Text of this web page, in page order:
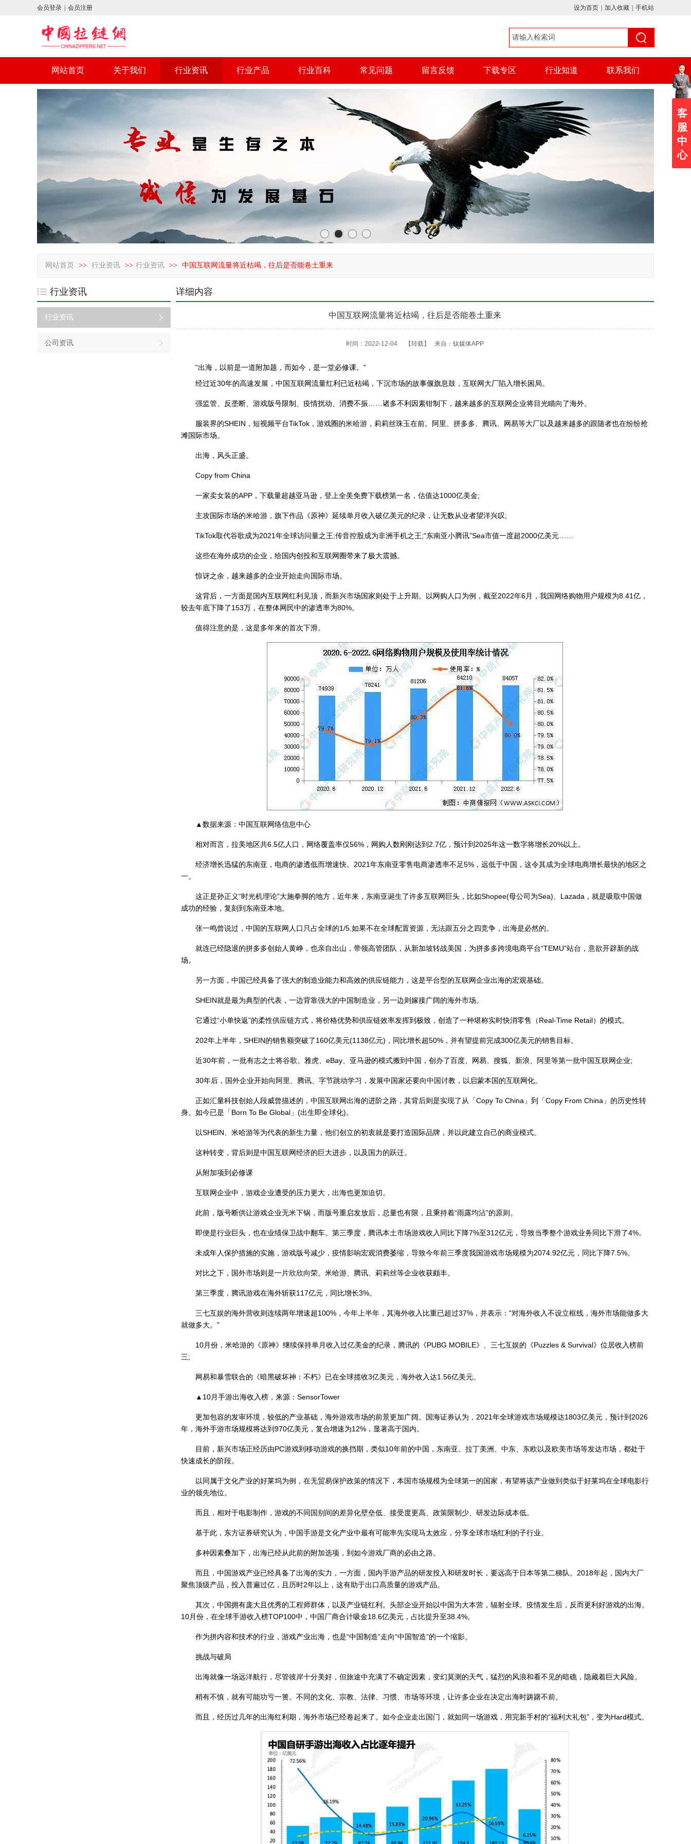
会员登录 会员注册 设为首页 加入收藏 手机站
网站首页 关于我们 行业资讯 行业产品 行业百科 常见问题 留言反馈 下载专区 行业知道 联系我们
网站首页 >> 行业资讯 >> 行业资讯 >> 中国互联网流量将近枯竭，往后是否能卷土重来
行业资讯
行业资讯
公司资讯
详细内容
中国互联网流量将近枯竭，往后是否能卷土重来
时间：2022-12-04 【转载】 来自： 钛媒体APP
“出海，以前是一道附加题，而如今，是一堂必修课。”
经过近30年的高速发展，中国互联网流量红利已近枯竭，下沉市场的故事偃旗息鼓，互联网大厂陷入增长困局。
强监管、反垄断、游戏版号限制、疫情扰动、消费不振……诸多不利因素钳制下，越来越多的互联网企业将目光瞄向了海外。
服装界的SHEIN，短视频平台TikTok，游戏圈的米哈游，莉莉丝珠玉在前。阿里、拼多多、腾讯、网易等大厂以及越来越多的跟随者也在纷纷抢
滩国际市场。
出海，风头正盛。
Copy from China
一家卖女装的APP，下载量超越亚马逊，登上全美免费下载榜第一名，估值达1000亿美金;
主攻国际市场的米哈游，旗下作品《原神》延续单月收入破亿美元的纪录，让无数从业者望洋兴叹;
TikTok取代谷歌成为2021年全球访问量之王;传音控股成为非洲手机之王;“东南亚小腾讯”Sea市值一度超2000亿美元……
这些在海外成功的企业，给国内创投和互联网圈带来了极大震撼。
惊讶之余，越来越多的企业开始走向国际市场。
这背后，一方面是国内互联网红利见顶，而新兴市场国家则处于上升期。以网购人口为例，截至2022年6月，我国网络购物用户规模为8.41亿，
较去年底下降了153万，在整体网民中的渗透率为80%。
值得注意的是，这是多年来的首次下滑。
▲数据来源：中国互联网络信息中心
相对而言，拉美地区共6.5亿人口，网络覆盖率仅56%，网购人数刚刚达到2.7亿，预计到2025年这一数字将增长20%以上。
经济增长迅猛的东南亚，电商的渗透低而增速快。2021年东南亚零售电商渗透率不足5%，远低于中国，这令其成为全球电商增长最快的地区之
一。
这正是孙正义“时光机理论”大施拳脚的地方，近年来，东南亚诞生了许多互联网巨头，比如Shopee(母公司为Sea)、Lazada，就是吸取中国做
成功的经验，复刻到东南亚本地。
张一鸣曾说过，中国的互联网人口只占全球的1/5.如果不在全球配置资源，无法跟五分之四竞争，出海是必然的。
就连已经隐退的拼多多创始人黄峥，也亲自出山，带领高管团队，从新加坡转战美国，为拼多多跨境电商平台“TEMU”站台，意欲开辟新的战
场。
另一方面，中国已经具备了强大的制造业能力和高效的供应链能力，这是平台型的互联网企业出海的宏观基础。
SHEIN就是最为典型的代表，一边背靠强大的中国制造业，另一边则嫁接广阔的海外市场。
它通过“小单快返”的柔性供应链方式，将价格优势和供应链效率发挥到极致，创造了一种堪称实时快消零售（Real-Time Retail）的模式。
202年上半年，SHEIN的销售额突破了160亿美元(1138亿元)，同比增长超50%，并有望提前完成300亿美元的销售目标。
近30年前，一批有志之士将谷歌、雅虎、eBay、亚马逊的模式搬到中国，创办了百度、网易、搜狐、新浪、阿里等第一批中国互联网企业;
30年后，国外企业开始向阿里、腾讯、字节跳动学习，发展中国家还要向中国讨教，以启蒙本国的互联网化。
正如汇量科技创始人段威曾描述的，中国互联网出海的进阶之路，其背后则是实现了从「Copy To China」到「Copy From China」的历史性转
身。如今已是「Born To Be Global」(出生即全球化)。
以SHEIN、米哈游等为代表的新生力量，他们创立的初衷就是要打造国际品牌，并以此建立自己的商业模式。
这种转变，背后则是中国互联网经济的巨大进步，以及国力的跃迁。
从附加项到必修课
互联网企业中，游戏企业遭受的压力更大，出海也更加迫切。
此前，版号断供让游戏企业无米下锅，而版号重启发放后，总量也有限，且秉持着“雨露均沾”的原则。
即便是行业巨头，也在业绩保卫战中翻车。第三季度，腾讯本土市场游戏收入同比下降7%至312亿元，导致当季整个游戏业务同比下滑了4%。
未成年人保护措施的实施，游戏版号减少，疫情影响宏观消费萎缩，导致今年前三季度我国游戏市场规模为2074.92亿元，同比下降7.5%。
对比之下，国外市场则是一片欣欣向荣。米哈游、腾讯、莉莉丝等企业收获颇丰。
第三季度，腾讯游戏在海外斩获117亿元，同比增长3%。
三七互娱的海外营收则连续两年增速超100%，今年上半年，其海外收入比重已超过37%，并表示：“对海外收入不设立框线，海外市场能做多大
就做多大。”
10月份，米哈游的《原神》继续保持单月收入过亿美金的纪录，腾讯的《PUBG MOBILE》、三七互娱的《Puzzles & Survival》位居收入榜前
三;
网易和暴雪联合的《暗黑破坏神：不朽》已在全球揽收3亿美元，海外收入达1.56亿美元。
▲10月手游出海收入榜，来源：SensorTower
更加包容的发审环境，较低的产业基础，海外游戏市场的前景更加广阔。国海证券认为，2021年全球游戏市场规模达1803亿美元，预计到2026
年，海外手游市场规模将达到970亿美元，复合增速为12%，显著高于国内。
目前，新兴市场正经历由PC游戏到移动游戏的换挡期，类似10年前的中国，东南亚、拉丁美洲、中东、东欧以及欧美市场等发达市场，都处于
快速成长的阶段。
以同属于文化产业的好莱坞为例，在无贸易保护政策的情况下，本国市场规模为全球第一的国家，有望将该产业做到类似于好莱坞在全球电影行
业的领先地位。
而且，相对于电影制作，游戏的不同国别间的差异化壁垒低、接受度更高、政策限制少、研发边际成本低。
基于此，东方证券研究认为，中国手游是文化产业中最有可能率先实现马太效应，分享全球市场红利的子行业。
多种因素叠加下，出海已经从此前的附加选项，到如今游戏厂商的必由之路。
而且，中国游戏产业已经具备了出海的实力，一方面，国内手游产品的研发投入和研发时长，要远高于日本等第二梯队。2018年起，国内大厂
聚焦顶级产品，投入普遍过亿，且历时2年以上，这有助于出口高质量的游戏产品。
其次，中国拥有庞大且优秀的工程师群体，以及产业链红利。头部企业开始以中国为大本营，辐射全球。疫情发生后，反而更利好游戏的出海。
10月份，在全球手游收入榜TOP100中，中国厂商合计吸金18.6亿美元，占比提升至38.4%。
作为拼内容和技术的行业，游戏产业出海，也是“中国制造”走向“中国智造”的一个缩影。
挑战与破局
出海就像一场远洋航行，尽管彼岸十分美好，但旅途中充满了不确定因素，变幻莫测的天气，猛烈的风浪和看不见的暗礁，隐藏着巨大风险。
稍有不慎，就有可能功亏一篑。不同的文化、宗教、法律、习惯、市场等环境，让许多企业在决定出海时踌躇不前。
而且，经历过几年的出海红利期，海外市场已经卷起来了。如今企业走出国门，就如同一场游戏，用完新手村的“福利大礼包”，变为Hard模式。
客
服
中
心